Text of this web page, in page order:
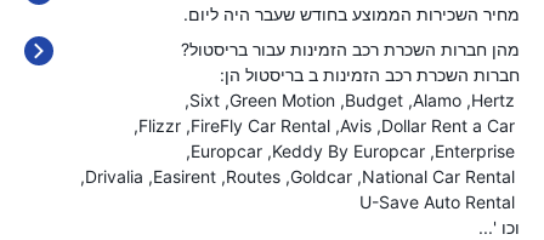
מחיר השכירות הממוצע בחודש שעבר היה ליום.
מהן חברות השכרת רכב הזמינות עבור בריסטול?
חברות השכרת רכב הזמינות ב בריסטול הן:
Hertz
Alamo
Budget
Green Motion
Sixt
Dollar Rent a Car
Avis
FireFly Car Rental
Flizzr
Enterprise
Keddy By Europcar
Europcar
National Car Rental
Goldcar
Routes
Easirent
Drivalia
U-Save Auto Rental
וכו '...